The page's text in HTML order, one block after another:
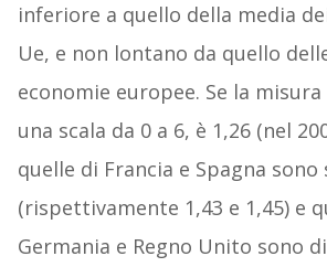
inferiore a quello della media
Ue, e non lontano da quello
economie europee. Se la misura
una scala da 0 a 6, è 1,26 (nel
quelle di Francia e Spagna
(rispettivamente 1,43 e 1,45) e
Germania e Regno Unito sono